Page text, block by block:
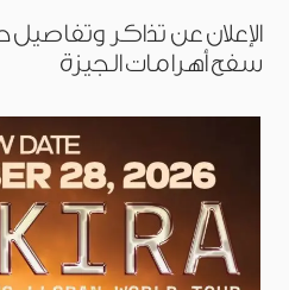
الإعلان عن تذاكر
سفح أهرامات الجيزة